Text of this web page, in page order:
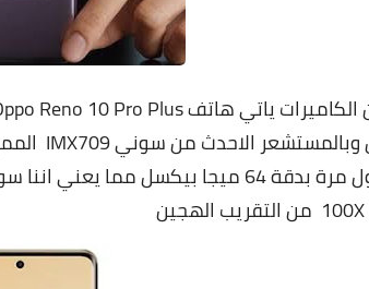
للتقريب ولاول مرة بدقة 64 ميجا